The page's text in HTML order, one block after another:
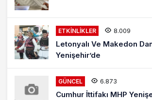
ETKINLIKLER 8.009
Letonyalı Ve Makedon
Yenişehir’de
GÜNCEL 6.873
Cumhur İttifakı MHP